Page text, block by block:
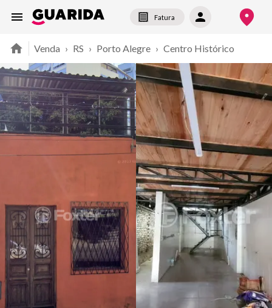
Fatura
Venda › RS › Porto Alegre › Centro Histórico